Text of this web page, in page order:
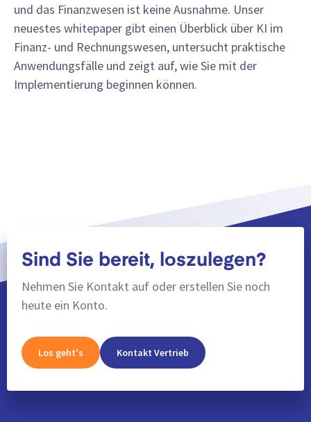
und das Finanzwesen ist keine Ausnahme. Unser
neuestes whitepaper gibt einen Überblick über KI im
Finanz- und Rechnungswesen, untersucht praktische
Anwendungsfälle und zeigt auf, wie Sie mit der
Implementierung beginnen können.
Sind Sie bereit, loszulegen?
Nehmen Sie Kontakt auf oder erstellen Sie noch
heute ein Konto.
Los geht's Kontakt Vertrieb